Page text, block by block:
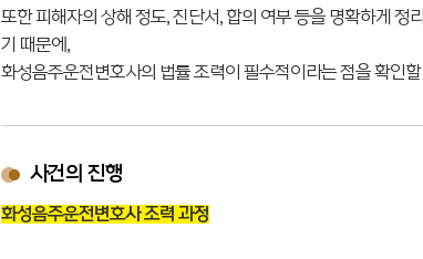
또한 피해자의 상해 정도, 진단서, 합의 여부 등을 명확하게 정
기 때문에,
화성음주운전변호사의 법률 조력이 필수적이라는 점을 확인
사건의 진행
화성음주운전변호사 조력 과정